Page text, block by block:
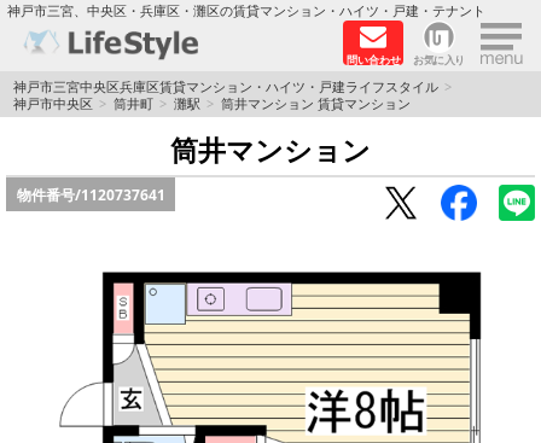
神戸市三宮、中央区・兵庫区・灘区の賃貸マンション・ハイツ・戸建・テナント
問い合わせ お気に入り ×
TOPページ
神戸の単身向けマンション特集
新築物件
リノベーション物件
神戸市三宮中央区兵庫区賃貸マンション・ハイツ・戸建ライフスタイル
神戸市中央区
筒井町 灘駅 筒井マンション 賃貸マンション
筒井マンション
物件番号/1120737641